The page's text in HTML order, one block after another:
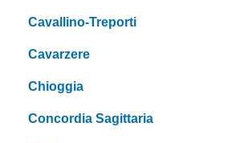
Cavallino-Treporti
Cavarzere
Chioggia
Concordia Sagittaria